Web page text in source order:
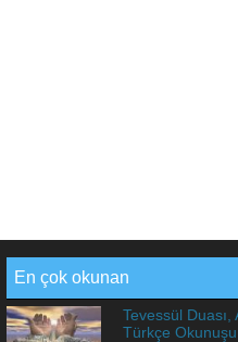
En çok okunan
Tevessül Duası,
Türkçe Okunuşu